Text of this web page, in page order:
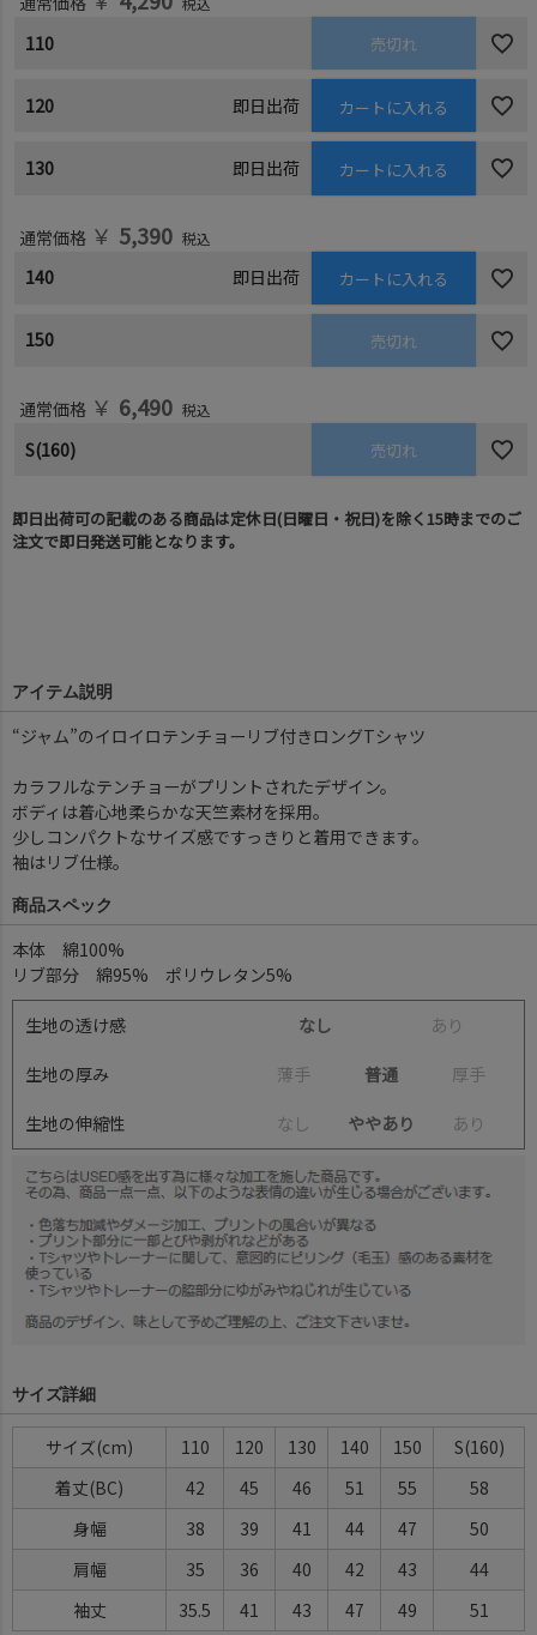
110 売切れ
120 即日出荷 カートに入れる
130 即日出荷 カートに入れる
通常価格 ￥ 5,390 税込
140 即日出荷 カートに入れる
150 売切れ
通常価格 ￥ 6,490 税込
S(160) 売切れ
即日出荷可の記載のある商品は定休日(日曜日・祝日)を除く15時までのご
注文で即日発送可能となります。
アイテム説明
“ジャム”のイロイロテンチョーリブ付きロングTシャツ
カラフルなテンチョーがプリントされたデザイン。
ボディは着心地柔らかな天竺素材を採用。
少しコンパクトなサイズ感ですっきりと着用できます。
袖はリブ仕様。
商品スペック
本体 綿100%
リブ部分 綿95% ポリウレタン5%
生地の透け感 なし あ り
生地の厚み 薄手 普通 厚手
生地の伸縮性 な し ややあり あ り
サイズ詳細
サイズ(cm) 110 120 130 140 150
S(160)
着丈(BC)
42 45 46 51 55
58
身幅
38 39 41 44 47
50
肩幅
35 36 40 42 43
44
袖丈
35.5 41 43 47 49 51